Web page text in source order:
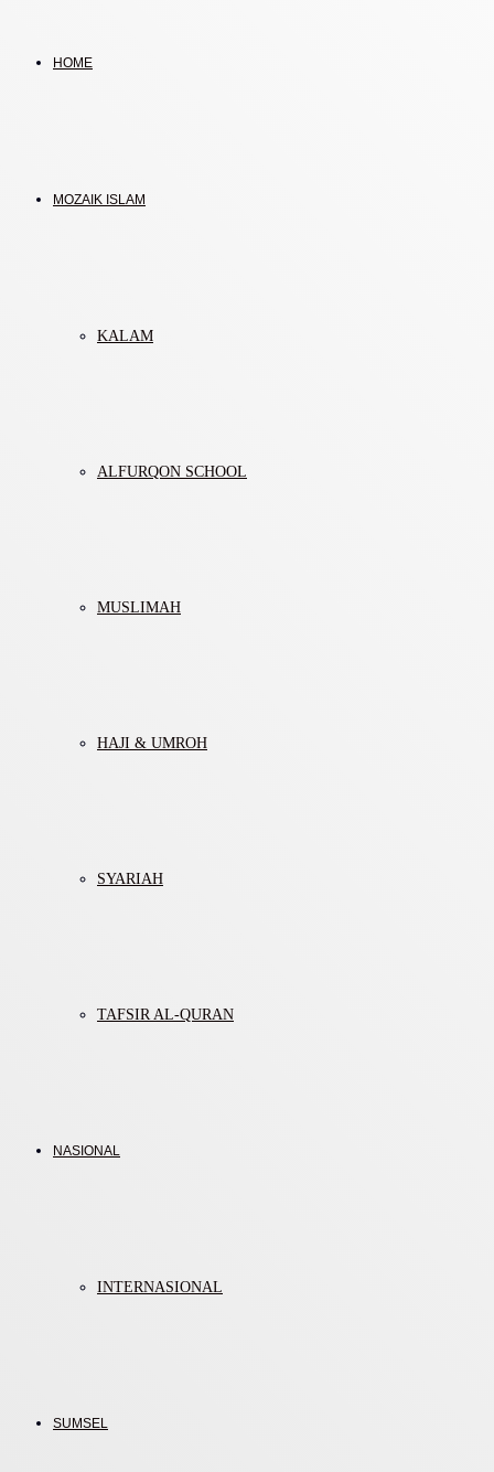
HOME
MOZAIK ISLAM
KALAM
ALFURQON SCHOOL
MUSLIMAH
HAJI & UMROH
SYARIAH
TAFSIR AL-QURAN
NASIONAL
INTERNASIONAL
SUMSEL